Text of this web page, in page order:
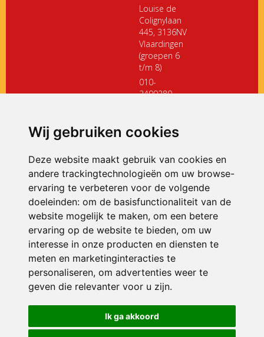
Wij gebruiken cookies
Deze website maakt gebruik van cookies en
andere trackingtechnologieën om uw browse-
ervaring te verbeteren voor de volgende
doeleinden: om de basisfunctionaliteit van de
website mogelijk te maken, om een betere
ervaring op de website te bieden, om uw
interesse in onze producten en diensten te
meten en marketinginteracties te
personaliseren, om advertenties weer te
geven die relevanter voor u zijn.
Ik ga akkoord
Louise de
Colignylaan
445, 3136NV
Vlaardingen
(groepen 6
t/m 8)
010-
2499280
ONDERDEEL VAN
© 2026 De Hoeksteen | Alle rechten voorbehouden
Privacy policy|Disclaimer| Klachtenregeling|RSIN en Anbi
voorkeuren
Crealisatie The MindOffice